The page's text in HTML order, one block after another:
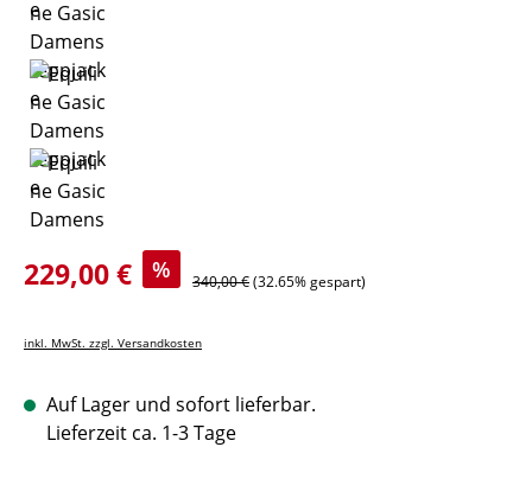
Verkaufspreis:
229,00 € % Regulärer Preis:
340,00 €(32.65% gespart)
inkl. MwSt. zzgl. Versandkosten
Auf Lager und sofort lieferbar.
Lieferzeit ca. 1-3 Tage